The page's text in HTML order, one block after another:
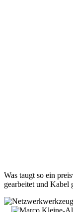
Was taugt so ein
gearbeitet und Kabel